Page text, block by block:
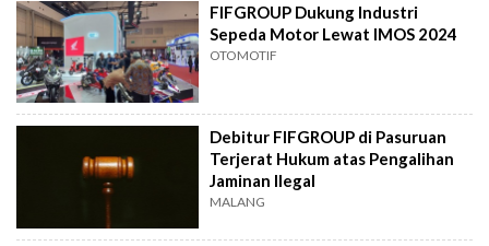
FIFGROUP Dukung Industri
Sepeda Motor Lewat IMOS 2024
OTOMOTIF
Debitur FIFGROUP di Pasuruan
Terjerat Hukum atas Pengalihan
Jaminan Ilegal
MALANG